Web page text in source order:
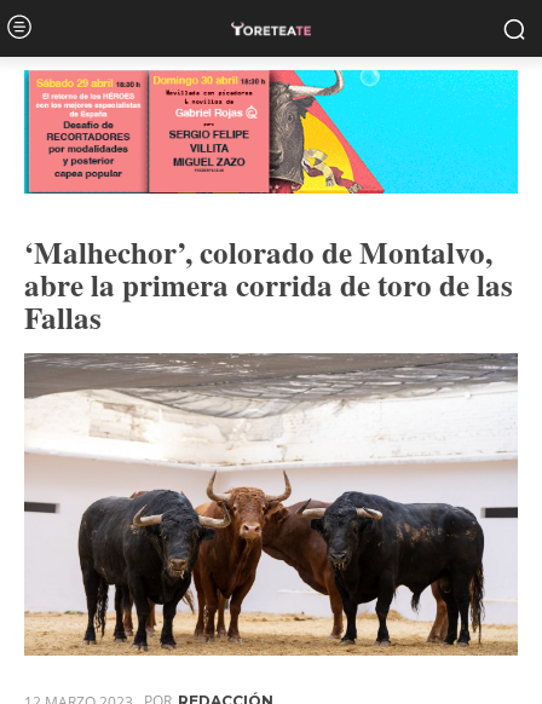
‘Malhechor’, colorado de Montalvo,
abre la primera corrida de toro de las
Fallas